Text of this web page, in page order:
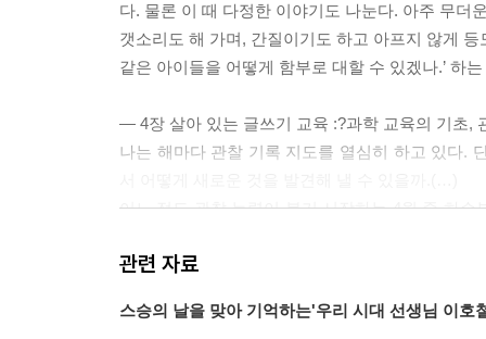
다. 물론 이 때 다정한 이야기도 나눈다. 아주 무더
갯소리도 해 가며, 간질이기도 하고 아프지 않게
같은 아이들을 어떻게 함부로 대할 수 있겠나.’ 하
― 4장 살아 있는 글쓰기 교육 :?과학 교육의 기초,
나는 해마다 관찰 기록 지도를 열심히 하고 있다.
어느 정도 관찰 능력이 붙기 시작하는 4월 중 하
야 할 것은 그림도 그리도록 했다. 이 때는 글 속에
― 5장 살아 있는 미술 교육 :?재미있는 조형 놀이?
관련 자료
스승의 날을 맞아 기억하는'우리 시대 선생님 이호